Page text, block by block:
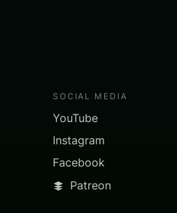
SOCIAL MEDIA
YouTube
Instagram
Facebook
Patreon